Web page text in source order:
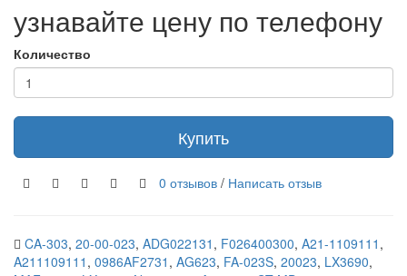
узнавайте цену по телефону
Количество
Купить
0 отзывов / Написать отзыв
CA-303, 20-00-023, ADG022131 , F026400300, A21-1109111 ,
A211109111 , 0986AF2731 , AG623, FA-023S, 20023, LX3690,